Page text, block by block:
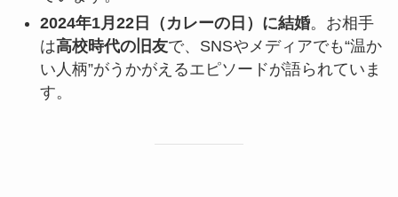
2024年1月22日（カレーの日）に結婚。お相手
は高校時代の旧友で、SNSやメディアでも“温か
い人柄”がうかがえるエピソードが語られていま
す。